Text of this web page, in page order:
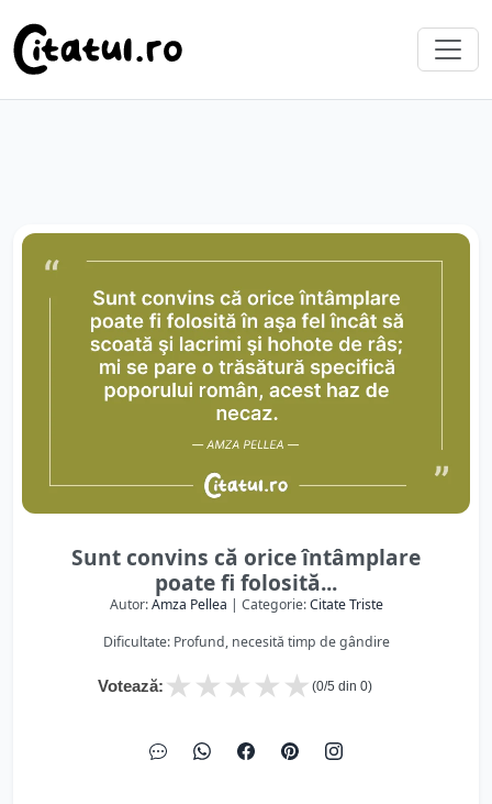
Sunt convins că orice întâmplare
poate fi folosită...
Autor:Amza Pellea | Categorie:Citate Triste
Dificultate: Profund, necesită timp de gândire
Votează: ★
★
★
★
★ (0/5 din 0)